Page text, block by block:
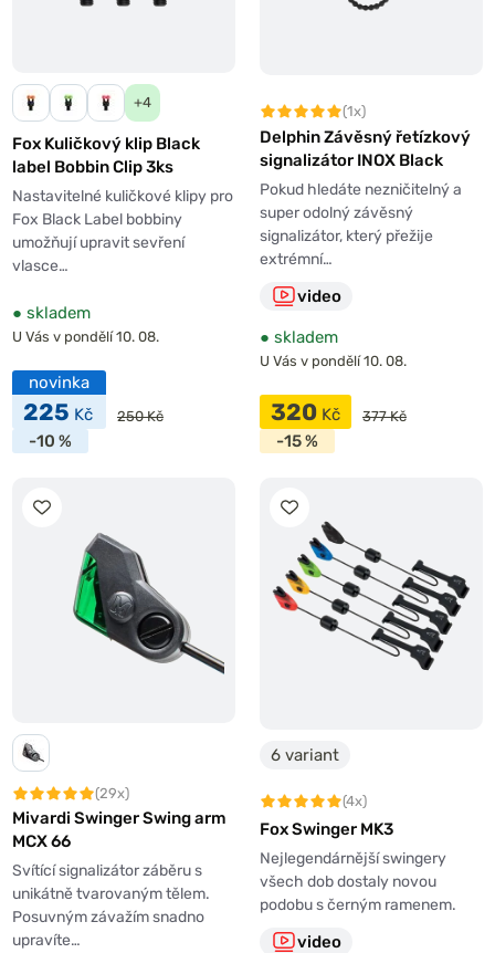
+4
Fox Kuličkový klip Black
label Bobbin Clip 3ks
Nastavitelné kuličkové klipy pro
Fox Black Label bobbiny
umožňují upravit sevření
vlasce…
● skladem
U Vás v pondělí 10. 08.
novinka
225 Kč 250 Kč
-10 %
(1x)
Delphin Závěsný řetízkový
signalizátor INOX Black
Pokud hledáte nezničitelný a
super odolný závěsný
signalizátor, který přežije
extrémní…
video
● skladem
U Vás v pondělí 10. 08.
320 Kč 377 Kč
-15 %
(29x)
Mivardi Swinger Swing arm
MCX 66
Svítící signalizátor záběru s
unikátně tvarovaným tělem.
Posuvným závažím snadno
upravíte…
6 variant
(4x)
Fox Swinger MK3
Nejlegendárnější swingery
všech dob dostaly novou
podobu s černým ramenem.
video